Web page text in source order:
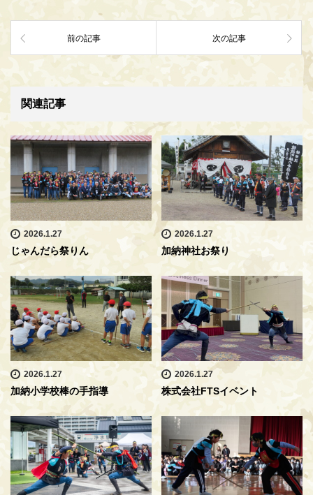
前の記事 次の記事
関連記事
2026.1.27
じゃんだら祭りん
2026.1.27
加納神社お祭り
2026.1.27
加納小学校棒の手指導
2026.1.27
株式会社FTSイベント